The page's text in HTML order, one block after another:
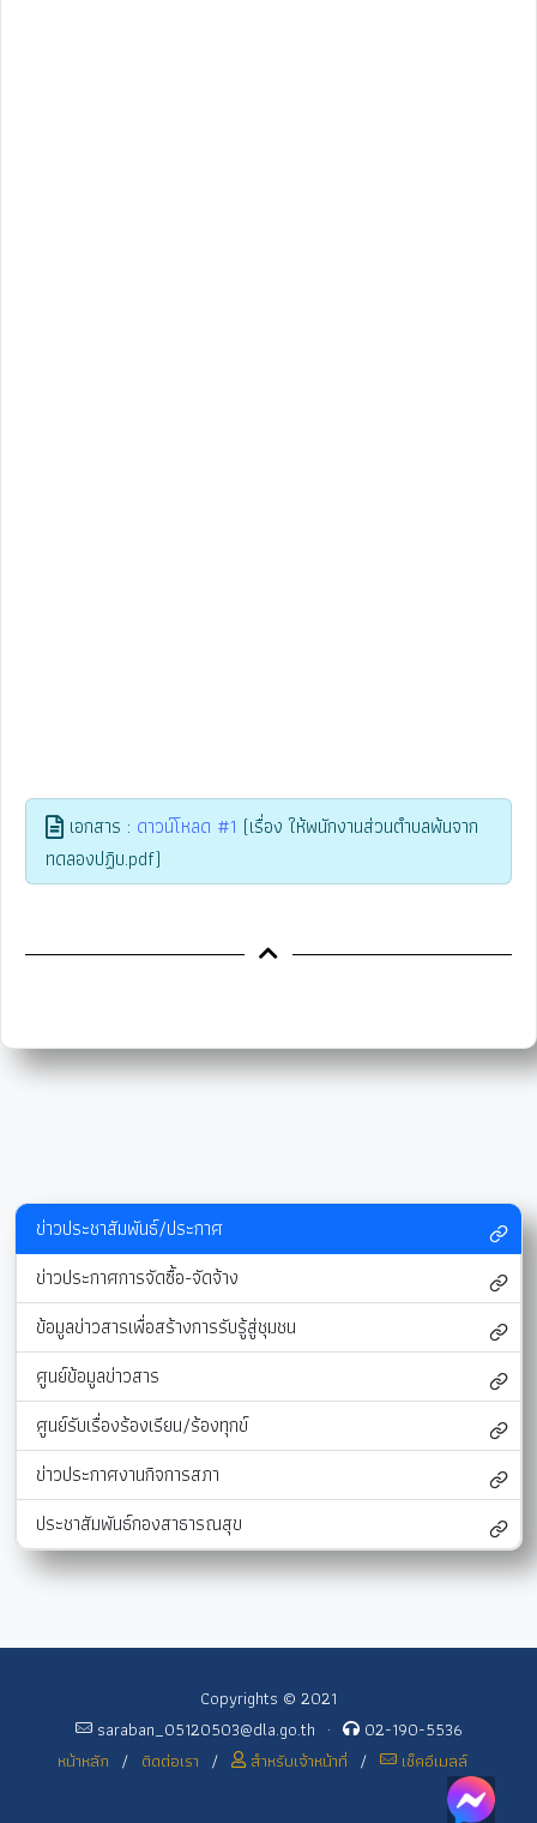
เอกสาร : ดาวน์โหลด #1 (เรื่อง ให้พนักงานส่วนตำบลพ้นจาก
ทดลองปฏิบ.pdf)
ข่าวประชาสัมพันธ์/ประกาศ
ข่าวประกาศการจัดซื้อ-จัดจ้าง
ข้อมูลข่าวสารเพื่อสร้างการรับรู้สู่ชุมชน
ศูนย์ข้อมูลข่าวสาร
ศูนย์รับเรื่องร้องเรียน/ร้องทุกข์
ข่าวประกาศงานกิจการสภา
ประชาสัมพันธ์กองสาธารณสุข
Copyrights © 2021
saraban_05120503@dla.go.th ·
02-190-5536
หน้าหลัก / ติดต่อเรา / สำหรับเจ้าหน้าที่ / เช็คอีเมลล์